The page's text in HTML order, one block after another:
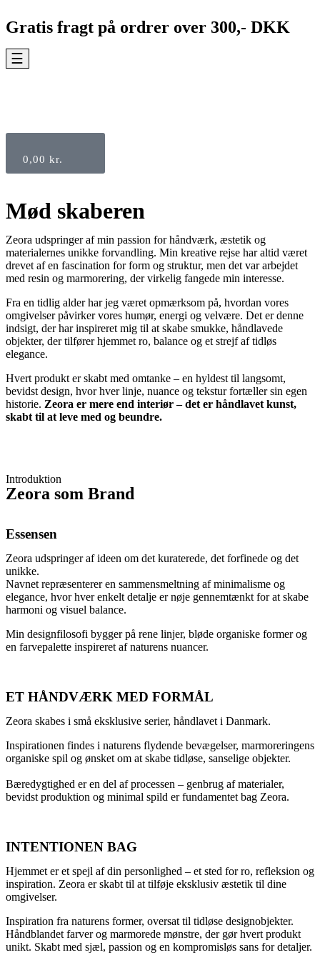
Gratis fragt på ordrer over 300,- DKK
☰
0,00 kr.
Mød skaberen
Zeora udspringer af min passion for håndværk, æstetik og
materialernes unikke forvandling. Min kreative rejse har altid været
drevet af en fascination for form og struktur, men det var arbejdet
med resin og marmorering, der virkelig fangede min interesse.
Fra en tidlig alder har jeg været opmærksom på, hvordan vores
omgivelser påvirker vores humør, energi og velvære. Det er denne
indsigt, der har inspireret mig til at skabe smukke, håndlavede
objekter, der tilfører hjemmet ro, balance og et strejf af tidløs
elegance.
Hvert produkt er skabt med omtanke – en hyldest til langsomt,
bevidst design, hvor hver linje, nuance og tekstur fortæller sin egen
historie. Zeora er mere end interiør – det er håndlavet kunst,
skabt til at leve med og beundre.
Introduktion
Zeora som Brand
Essensen
Zeora udspringer af ideen om det kuraterede, det forfinede og det
unikke.
Navnet repræsenterer en sammensmeltning af minimalisme og
elegance, hvor hver enkelt detalje er nøje gennemtænkt for at skabe
harmoni og visuel balance.
Min designfilosofi bygger på rene linjer, bløde organiske former og
en farvepalette inspireret af naturens nuancer.
ET HÅNDVÆRK MED FORMÅL
Zeora skabes i små eksklusive serier, håndlavet i Danmark.
Inspirationen findes i naturens flydende bevægelser, marmoreringens
organiske spil og ønsket om at skabe tidløse, sanselige objekter.
Bæredygtighed er en del af processen – genbrug af materialer,
bevidst produktion og minimal spild er fundamentet bag Zeora.
INTENTIONEN BAG
Hjemmet er et spejl af din personlighed – et sted for ro, refleksion og
inspiration. Zeora er skabt til at tilføje eksklusiv æstetik til dine
omgivelser.
Inspiration fra naturens former, oversat til tidløse designobjekter.
Håndblandet farver og marmorede mønstre, der gør hvert produkt
unikt. Skabt med sjæl, passion og en kompromisløs sans for detaljer.